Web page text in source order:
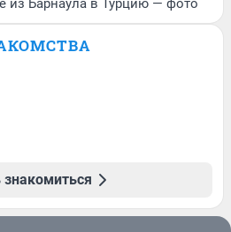
из Барнаула в Турцию — фото
знакомиться